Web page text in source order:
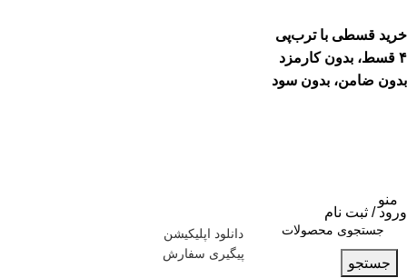
خرید قسطی با ترب‌پی
۴ قسط، بدون کارمزد
بدون ضامن، بدون سود
ورود / ثبت نام
دانلود اپلیکیشن
پیگیری سفارش
منو
جستجو